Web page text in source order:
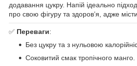
додавання цукру. Напій ідеально
про свою фігуру та здоров’я, адже
✅ Переваги:
Без цукру та з нульовою
Соковитий смак тропічного манго.